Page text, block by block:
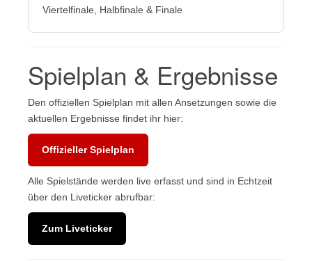
Viertelfinale, Halbfinale & Finale
Spielplan & Ergebnisse
Den offiziellen Spielplan mit allen Ansetzungen sowie die
aktuellen Ergebnisse findet ihr hier:
Offizieller Spielplan
Alle Spielstände werden live erfasst und sind in Echtzeit
über den Liveticker abrufbar:
Zum Liveticker